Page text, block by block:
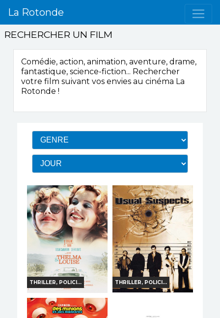
La Rotonde
RECHERCHER UN FILM
Comédie, action, animation, aventure, drame,
fantastique, science-fiction... Rechercher
votre film suivant vos envies au cinéma La
Rotonde !
THRILLER, POLICI...
THELMA ET LOUISE
THRILLER, POLICI...